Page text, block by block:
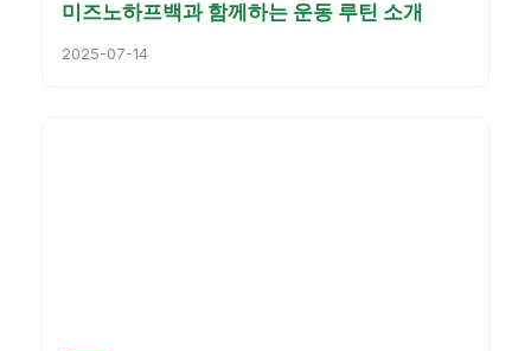
미즈노하프백과 함께하는 운동 루틴 소개
2025-07-14